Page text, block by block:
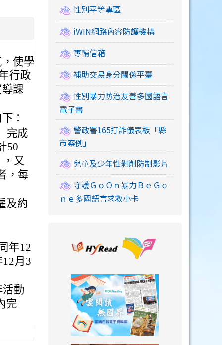
使學
行政
課
：
完成
50
又
，每
及約
年12
月3
動
完
性別平等專區
iWIN網路內容防護機構
專輔信箱
補助交易身分關係平臺
性別暴力防治友善多國語言
電子書
警政署165打詐儀表板「縣
市案例」
兒童及少年性剝削防制影片
守護ＧｏＯｎ暴力ＢｅＧｏ
ｎｅ多國語言求救小卡